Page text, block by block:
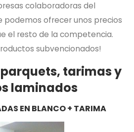
colaboradoras del
podemos ofrecer unos precios
el resto de la competencia.
subvencionados!
tarimas y
laminados
EN BLANCO+ TARIMA